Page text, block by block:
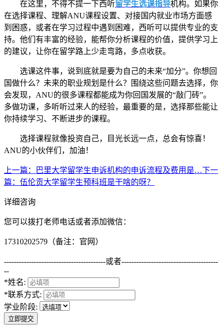
在这里，不得不提一下西听留学生选课指导机构。如果你
在选择课程、理解ANU课程设置、对接国内就业市场方面感
到困惑，或者在学习过程中遇到困难，西听可以提供专业的支
持。他们有丰富的经验，能帮你分析课程的价值，提供学习上
的建议，让你在留学路上少走弯路，多点收获。
选课这件事，说到底就是要为自己的未来“加分”。你想回
国做什么？未来的职业规划是什么？围绕这些问题去选择，你
会发现，ANU的很多课程都能成为你回国发展的“敲门砖”。
多做功课，多听听过来人的经验，最重要的是，选择那些能让
你持续学习、不断进步的课程。
选择课程就像投资自己，目光长远一点，总会有惊喜！
ANU的小伙伴们，加油！
上一篇 ：巴里大学留学生申诉机构的申诉流程及费用是…下一
篇 ：伍伦贡大学留学生预科班是干啥的呀？
详细咨询
您可以拨打老师电话或者添加微信：
17310202579（备注：官网）
-----------------------------------------或者---------------------------------------
--
*姓名:
*联系方式:
学业阶段:
立即提交